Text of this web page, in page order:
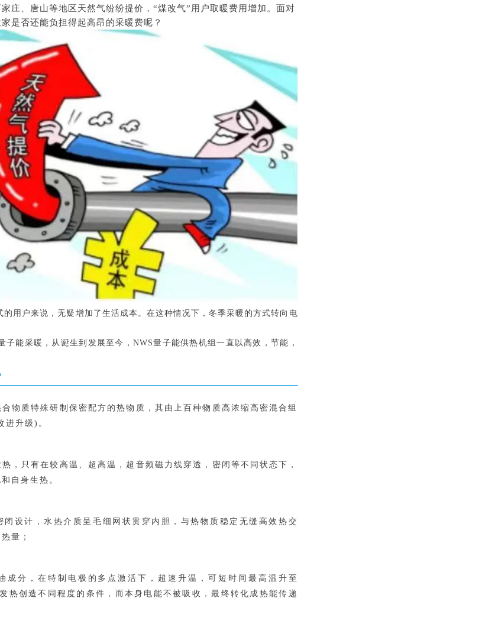
庄、唐山等地区天然气纷纷提价，“煤改气”用户取暖费用增加。面对
是否还能负担得起高昂的采暖费呢？
的用户来说，无疑增加了生活成本。在这种情况下，冬季采暖的方式转向电
采暖，从诞生到发展至今，NWS量子能供热机组一直以高效，节能，
物质特殊研制保密配方的热物质，其由上百种物质高浓缩高密混合组
进升级)。
，只有在较高温、超高温，超音频磁力线穿透，密闭等不同状态下，
自身生热。
闭设计，水热介质呈毛细网状贯穿内胆，与热物质稳定无缝高效热交
量；
成分，在特制电极的多点激活下，超速升温，可短时间最高温升至
热创造不同程度的条件，而本身电能不被吸收，最终转化成热能传递